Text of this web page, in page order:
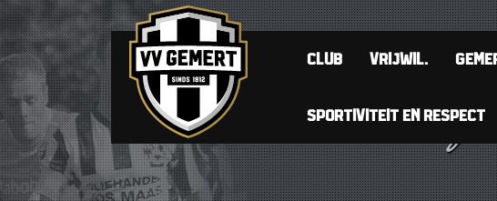
CLUB VRIJWIL.
SPORTIVITEIT EN RESPECT